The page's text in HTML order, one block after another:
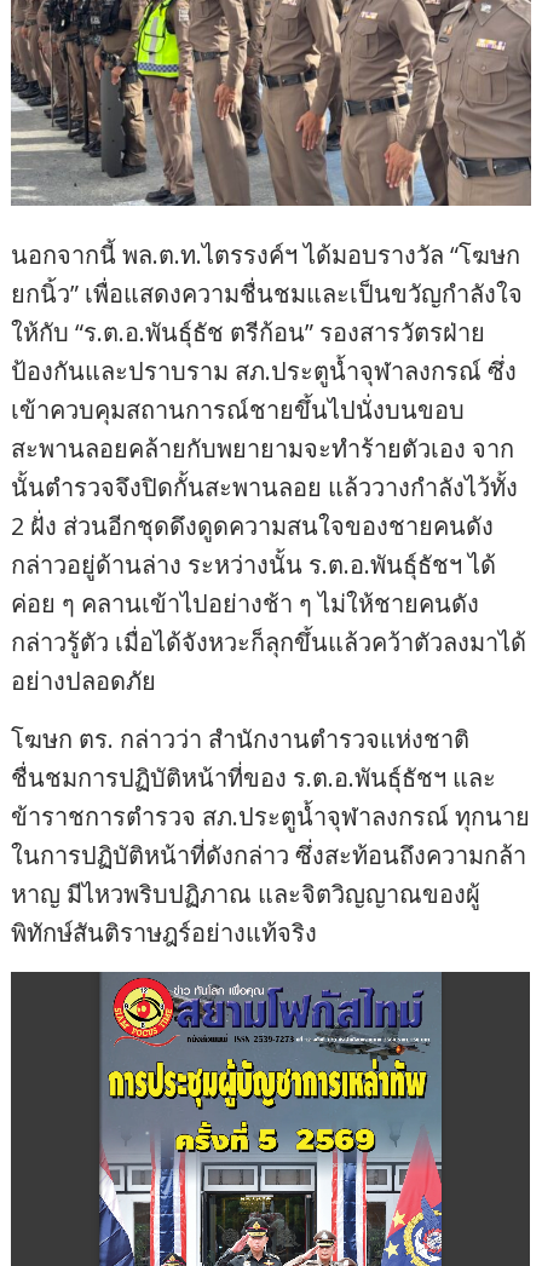
นอกจากนี้ พล.ต.ท.ไตรรงค์ฯ ได้มอบรางวัล “โฆษก
ยกนิ้ว” เพื่อแสดงความชื่นชมและเป็นขวัญกำลังใจ
ให้กับ “ร.ต.อ.พันธุ์ธัช ตรีก้อน” รองสารวัตรฝ่าย
ป้องกันและปราบราม สภ.ประตูน้ำจุฬาลงกรณ์ ซึ่ง
เข้าควบคุมสถานการณ์ชายขึ้นไปนั่งบนขอบ
สะพานลอยคล้ายกับพยายามจะทำร้ายตัวเอง จาก
นั้นตำรวจจึงปิดกั้นสะพานลอย แล้ววางกำลังไว้ทั้ง
2 ฝั่ง ส่วนอีกชุดดึงดูดความสนใจของชายคนดัง
กล่าวอยู่ด้านล่าง ระหว่างนั้น ร.ต.อ.พันธุ์ธัชฯ ได้
ค่อย ๆ คลานเข้าไปอย่างช้า ๆ ไม่ให้ชายคนดัง
กล่าวรู้ตัว เมื่อได้จังหวะก็ลุกขึ้นแล้วคว้าตัวลงมาได้
อย่างปลอดภัย
โฆษก ตร. กล่าวว่า สำนักงานตำรวจแห่งชาติ
ชื่นชมการปฏิบัติหน้าที่ของ ร.ต.อ.พันธุ์ธัชฯ และ
ข้าราชการตำรวจ สภ.ประตูน้ำจุฬาลงกรณ์ ทุกนาย
ในการปฏิบัติหน้าที่ดังกล่าว ซึ่งสะท้อนถึงความกล้า
หาญ มีไหวพริบปฏิภาณ และจิตวิญญาณของผู้
พิทักษ์สันติราษฎร์อย่างแท้จริง